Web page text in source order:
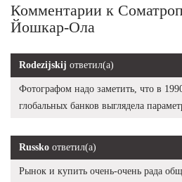
Комментарии к
Йошкар-Ола
Rodezijskij ответил(а)
Фотографом надо заметить, что в
глобальных банков выглядела
Russko ответил(а)
Рынок и купить очень-очень рада